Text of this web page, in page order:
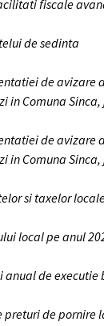
fiscale
de sedinta
de avizare
Comuna
de avizare
Comuna
si taxelor
local pe anul
de executie
de pornire